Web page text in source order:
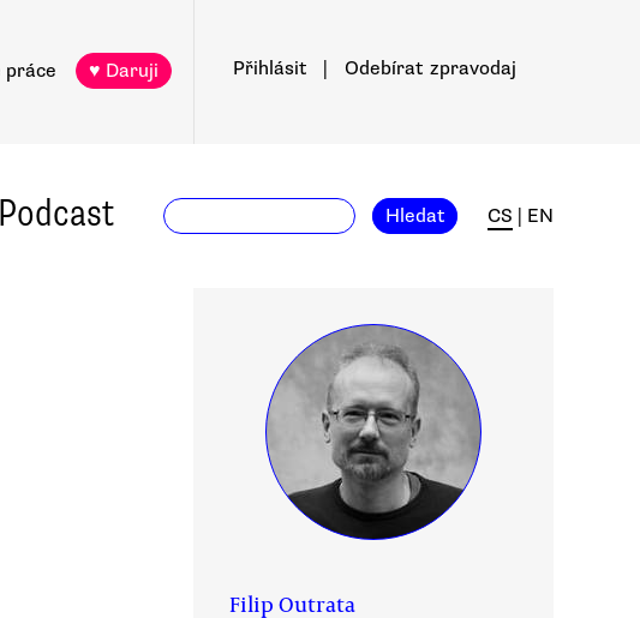
práce ♥ Daruji Přihlásit Odebírat zpravodaj
Podcast Hledat CS EN
Filip Outrata